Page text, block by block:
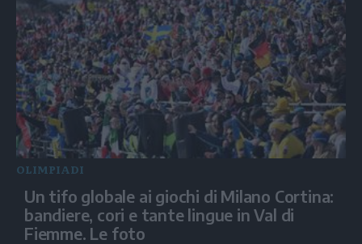
OLIMPIADI
Un tifo globale ai giochi di Milano Cortina:
bandiere, cori e tante lingue in Val di
Fiemme. Le foto